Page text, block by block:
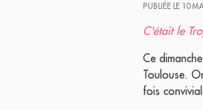
PUBLIÉE LE 10
C'était le
Ce
Toulouse.
fois